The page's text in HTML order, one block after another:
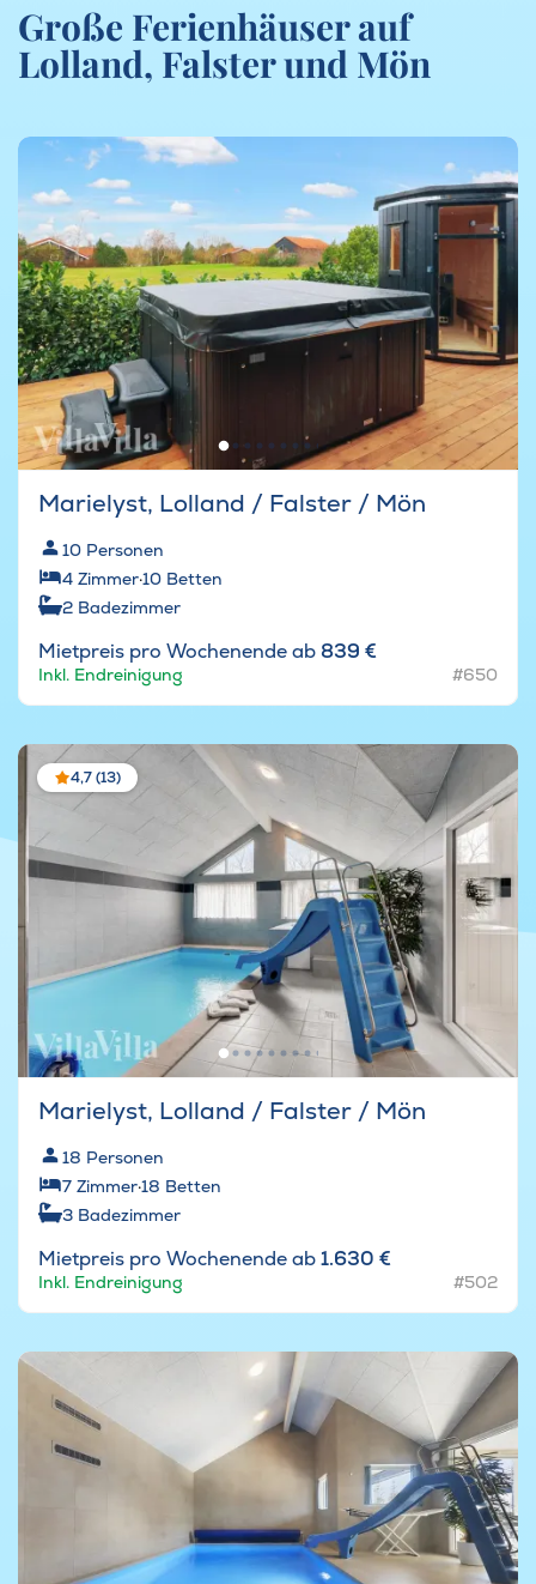
Große Ferienhäuser auf
Lolland, Falster und Mön
Marielyst, Lolland / Falster / Mön
10 Personen
4 Zimmer·10 Betten
2 Badezimmer
Mietpreis pro Wochenende ab839 €
Inkl. Endreinigung #650
4,7 (13)
Marielyst, Lolland / Falster / Mön
18 Personen
7 Zimmer·18 Betten
3 Badezimmer
Mietpreis pro Wochenende ab1.630 €
Inkl. Endreinigung #502